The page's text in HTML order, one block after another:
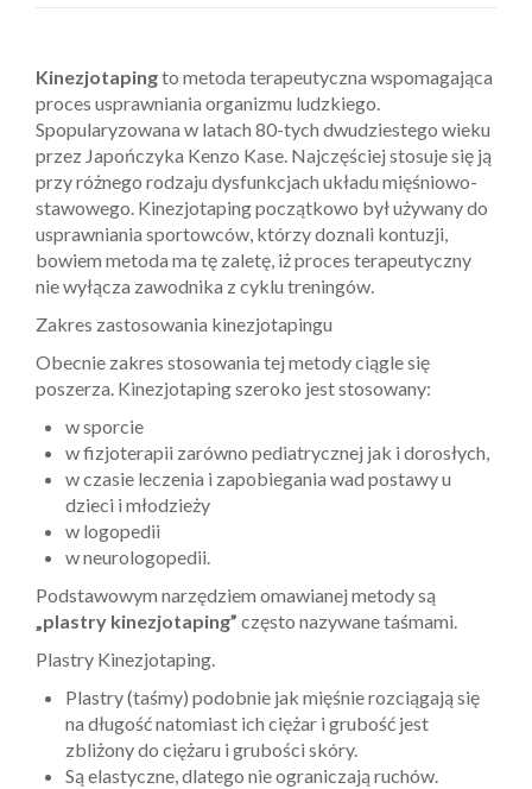
Kinezjotapingto metoda terapeutyczna wspomagająca
proces usprawniania organizmu ludzkiego.
Spopularyzowana w latach 80-tych dwudziestego wieku
przez Japończyka Kenzo Kase. Najczęściej stosuje się ją
przy różnego rodzaju dysfunkcjach układu mięśniowo-
stawowego. Kinezjotaping początkowo był używany do
usprawniania sportowców, którzy doznali kontuzji,
bowiem metoda ma tę zaletę, iż proces terapeutyczny
nie wyłącza zawodnika z cyklu treningów.
Zakres zastosowania kinezjotapingu
Obecnie zakres stosowania tej metody ciągle się
poszerza. Kinezjotaping szeroko jest stosowany:
w sporcie
w fizjoterapii zarówno pediatrycznej jak i dorosłych,
w czasie leczenia i zapobiegania wad postawy u
dzieci i młodzieży
w logopedii
w neurologopedii.
Podstawowym narzędziem omawianej metody są
„plastry kinezjotaping” często nazywane taśmami.
Plastry Kinezjotaping.
Plastry (taśmy) podobnie jak mięśnie rozciągają się
na długość natomiast ich ciężar i grubość jest
zbliżony do ciężaru i grubości skóry.
Są elastyczne, dlatego nie ograniczają ruchów.